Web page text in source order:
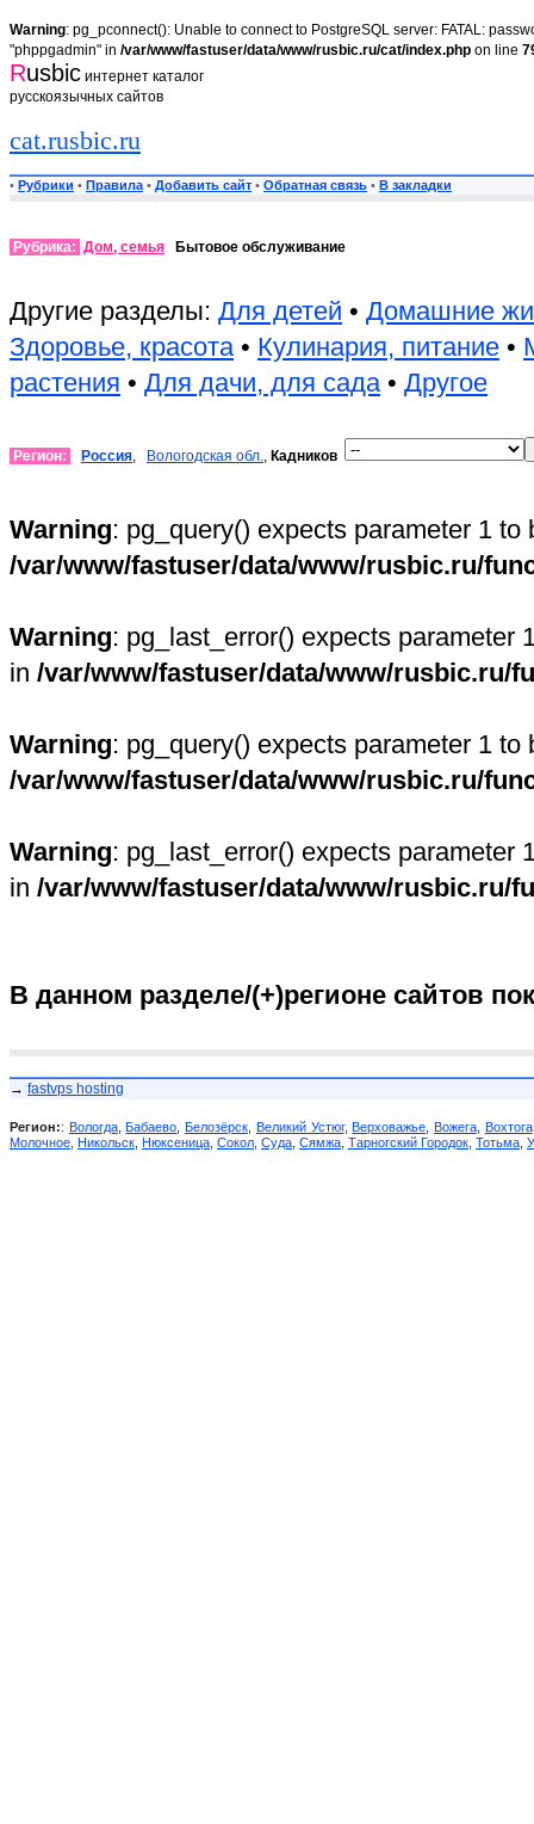
Warning: pg_pconnect(): Unable to connect to PostgreSQL server: FATAL:
"phppgadmin" in /var/www/fastuser/data/www/rusbic.ru/cat/index.php on line
Rusbic интернет каталог
русскоязычных сайтов
cat.rusbic.ru
• Рубрики • Правила • Добавить сайт • Обратная связь • В закладки
Рубрика: Дом, семья Бытовое обслуживание
Другие разделы: Для детей • Домашние
Здоровье, красота• Кулинария, питание •
растения • Для дачи, для сада• Другое
Регион: Россия, Вологодская обл., Кадников
Warning: pg_query() expects parameter 1
/var/www/fastuser/data/www/rusbic.ru/
Warning: pg_last_error() expects parameter
in /var/www/fastuser/data/www/rusbic.ru/
Warning: pg_query() expects parameter 1
/var/www/fastuser/data/www/rusbic.ru/
Warning: pg_last_error() expects parameter
in /var/www/fastuser/data/www/rusbic.ru/
В данном разделе/(+)регионе сайтов
→ fastvps hosting
Регион:: Вологда,Бабаево ,Белозёрск Великий Устюг,Верховажье Вожега, Вохтога
Молочное Никольск Нюксеница Сокол Суда Сямжа Тарногский Городок Тотьма